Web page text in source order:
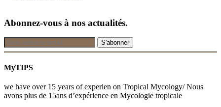
Abonnez-vous à nos actualités.
MyTIPS
we have over 15 years of experien on Tropical Mycology/ Nous
avons plus de 15ans d’expérience en Mycologie tropicale